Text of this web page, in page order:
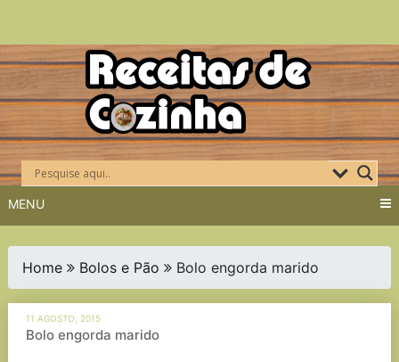
Skip
to
content
MENU
Home Bolos e Pão Bolo engorda marido
11 AGOSTO, 2015
Bolo engorda marido